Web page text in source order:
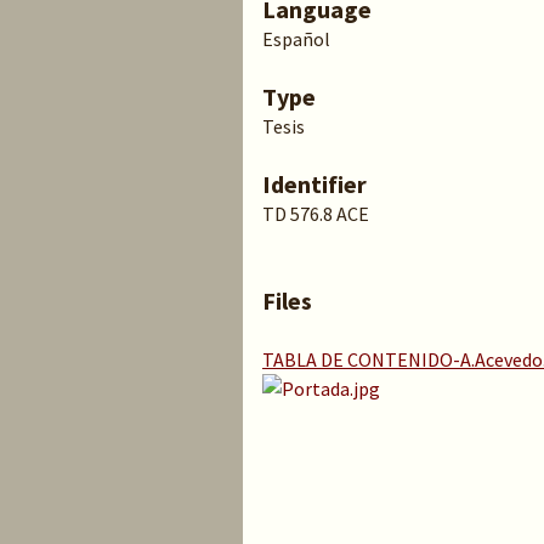
Language
Español
Type
Tesis
Identifier
TD 576.8 ACE
Files
TABLA DE CONTENIDO-